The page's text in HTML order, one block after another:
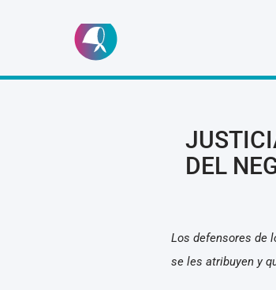
DEL
Los defensores de
se les atribuyen y